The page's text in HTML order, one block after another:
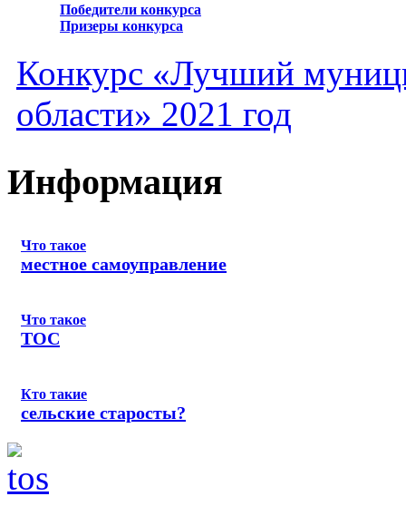
Победители конкурса
Призеры конкурса
Конкурс «Лучший
области» 2021 год
Информация
Что такое
местное самоуправление
Что такое
ТОС
Кто такие
сельские старосты?